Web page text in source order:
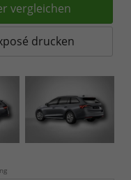
vergleichen
drucken